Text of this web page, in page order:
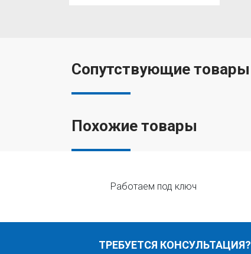
Сопутствующие товары
Похожие товары
Работаем под ключ
ТРЕБУЕТСЯ КОНСУЛЬТАЦИЯ?